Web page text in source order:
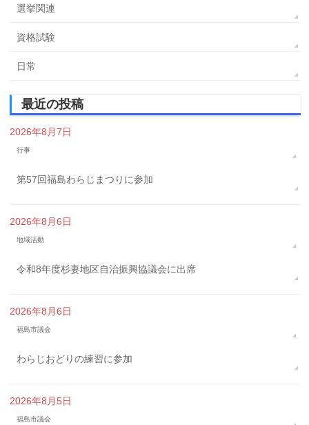
選挙関連
資格試験
日常
最近の投稿
2026年8月7日
行事
第57回福島わらじまつりに参加
2026年8月6日
地域活動
令和8年度杉妻地区自治振興協議会に出席
2026年8月6日
福島市議会
わらじおどりの練習に参加
2026年8月5日
福島市議会